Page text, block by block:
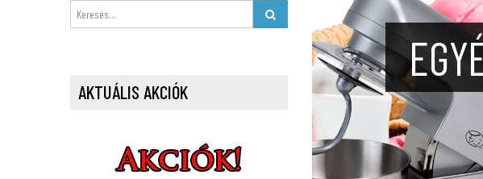
AKTUÁLIS AKCIÓK